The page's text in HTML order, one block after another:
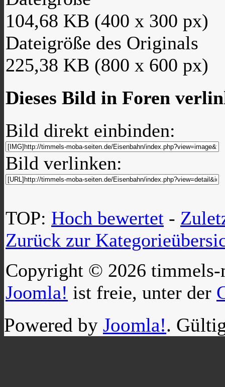
104,68 KB (400 x 300 px)
Dateigröße des Originals
225,38 KB (800 x 600 px)
Dieses Bild in Foren
Bild direkt einbinden:
Bild verlinken:
TOP: Hoch bewertet -
Zurück zur
Copyright © 2026 timmels-
Joomla! ist freie, unter der
Powered by Joomla!.